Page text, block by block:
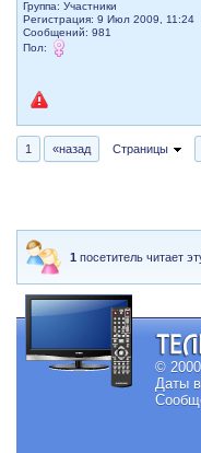
Группа: Участники
Регистрация: 9 Июл 2009, 11:24
Сообщений: 981
Пол:
1 «назад Страницы
1 посетитель читает
©
Даты